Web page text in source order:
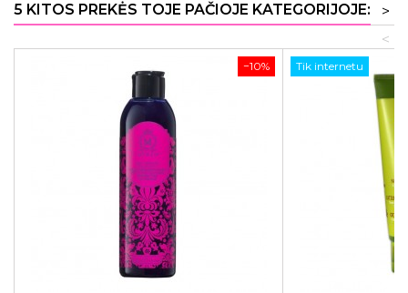
5 KITOS PREKĖS TOJE PAČIOJE KATEGORIJOJE:
>
<
−10% Tik internetu